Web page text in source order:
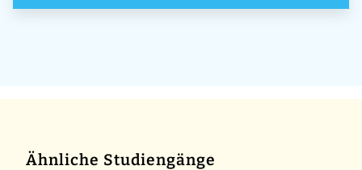
Ähnliche Studiengänge